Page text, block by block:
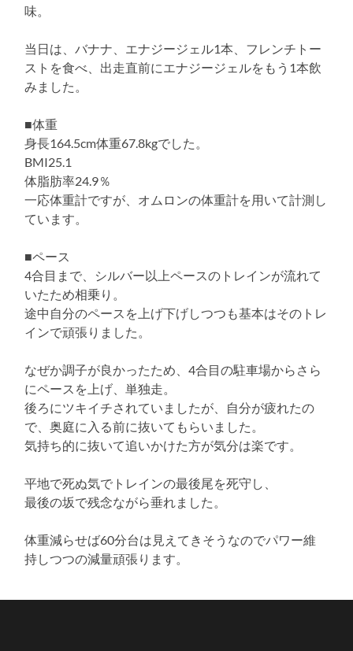
味。
当日は、バナナ、エナジージェル1本、フレンチトー
ストを食べ、出走直前にエナジージェルをもう1本飲
みました。
■体重
身長164.5cm体重67.8kgでした。
BMI25.1
体脂肪率24.9％
一応体重計ですが、オムロンの体重計を用いて計測し
ています。
■ペース
4合目まで、シルバー以上ペースのトレインが流れて
いたため相乗り。
途中自分のペースを上げ下げしつつも基本はそのトレ
インで頑張りました。
なぜか調子が良かったため、4合目の駐車場からさら
にペースを上げ、単独走。
後ろにツキイチされていましたが、自分が疲れたの
で、奥庭に入る前に抜いてもらいました。
気持ち的に抜いて追いかけた方が気分は楽です。
平地で死ぬ気でトレインの最後尾を死守し、
最後の坂で残念ながら垂れました。
体重減らせば60分台は見えてきそうなのでパワー維
持しつつの減量頑張ります。